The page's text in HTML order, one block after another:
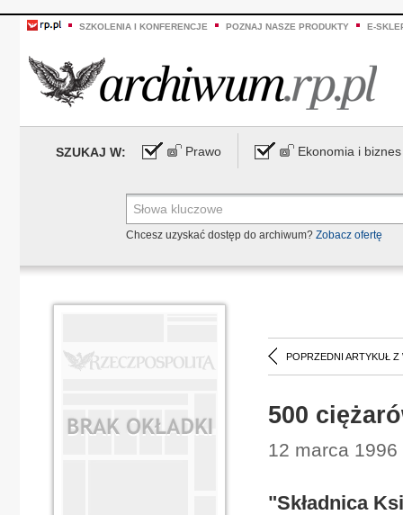
SZKOLENIA I KONFERENCJE POZNAJ NASZE PRODUKTY E-
SZUKAJ W: Prawo Ekonomia i biznes
Chcesz uzyskać dostęp do archiwum? Zobacz ofertę
POPRZEDNI ARTYKUŁ Z
500
12 marca
"Składnica